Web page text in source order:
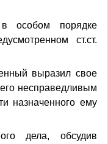
в особом порядке
ст.ст.
выразил свое
несправедливым
назначенного ему
дела, обсудив